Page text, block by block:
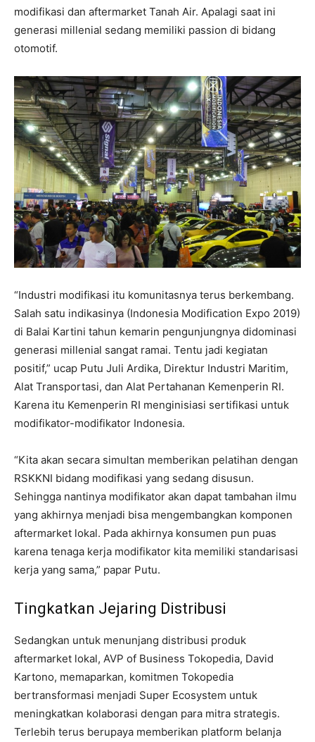
modifikasi dan aftermarket Tanah Air. Apalagi saat ini
generasi millenial sedang memiliki passion di bidang
otomotif.
“Industri modifikasi itu komunitasnya terus berkembang.
Salah satu indikasinya (Indonesia Modification Expo 2019)
di Balai Kartini tahun kemarin pengunjungnya didominasi
generasi millenial sangat ramai. Tentu jadi kegiatan
positif,” ucap Putu Juli Ardika, Direktur Industri Maritim,
Alat Transportasi, dan Alat Pertahanan Kemenperin RI.
Karena itu Kemenperin RI menginisiasi sertifikasi untuk
modifikator-modifikator Indonesia.
“Kita akan secara simultan memberikan pelatihan dengan
RSKKNI bidang modifikasi yang sedang disusun.
Sehingga nantinya modifikator akan dapat tambahan ilmu
yang akhirnya menjadi bisa mengembangkan komponen
aftermarket lokal. Pada akhirnya konsumen pun puas
karena tenaga kerja modifikator kita memiliki standarisasi
kerja yang sama,” papar Putu.
Tingkatkan Jejaring Distribusi
Sedangkan untuk menunjang distribusi produk
aftermarket lokal, AVP of Business Tokopedia, David
Kartono, memaparkan, komitmen Tokopedia
bertransformasi menjadi Super Ecosystem untuk
meningkatkan kolaborasi dengan para mitra strategis.
Terlebih terus berupaya memberikan platform belanja